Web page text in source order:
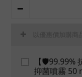
以優惠價加購商
【🛡️99.99%
抑菌噴霧 50